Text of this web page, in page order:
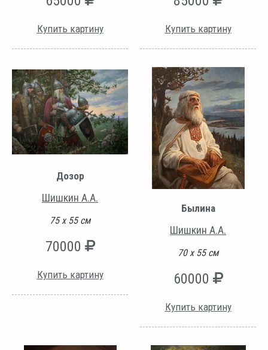
Купить картину Купить картину
Дозор
Шишкин А.А.
75 х 55 см
70000
Купить картину
Былина
Шишкин А.А.
70 х 55 см
60000
Купить картину